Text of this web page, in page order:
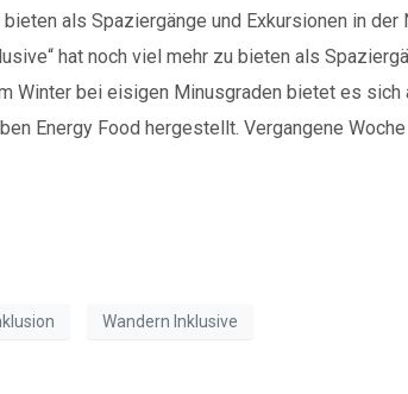
als Spaziergänge und Exkursionen in
hat noch viel mehr zu bieten als
Winter bei eisigen Minusgraden bietet es sich
Energy Food hergestellt. Vergangene
Wandern Inklusive